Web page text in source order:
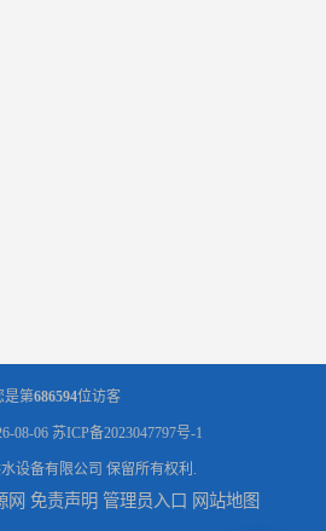
是第686594位访客
08-06 苏ICP备2023047797号-1
设备有限公司 保留所有权利.
网 免责声明 管理员入口 网站地图